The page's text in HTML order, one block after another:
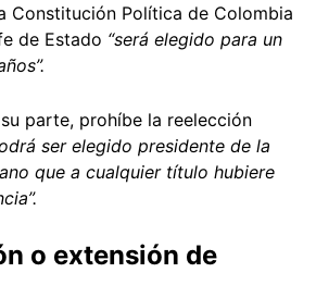
Constitución Política de Colombia
de Estado “será elegido para un
parte, prohíbe la reelección
ser elegido presidente de la
que a cualquier título hubiere
o extensión de